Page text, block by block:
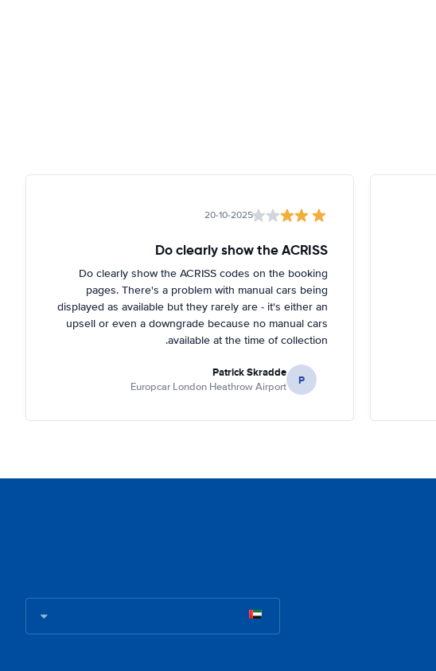
20-10-2025
Do clearly show the ACRISS
Do clearly show the ACRISS codes on the booking
pages. There's a problem with manual cars being
displayed as available but they rarely are - it's either an
upsell or even a downgrade because no manual cars
available at the time of collection.
P
Patrick Skradde
Europcar London Heathrow Airport